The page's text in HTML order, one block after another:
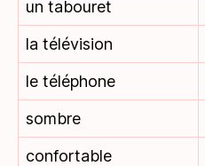
un tabouret
la télévision
le téléphone
sombre
confortable